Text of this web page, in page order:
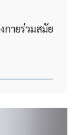
กายร่วมสมัย